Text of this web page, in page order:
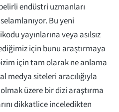
endüstri uzmanları
Bu yeni
yayınlarına veya asılsız
için bunu araştırmaya
için tam olarak ne anlama
medya siteleri aracılığıyla
üzere bir dizi araştırma
dikkatlice inceledikten